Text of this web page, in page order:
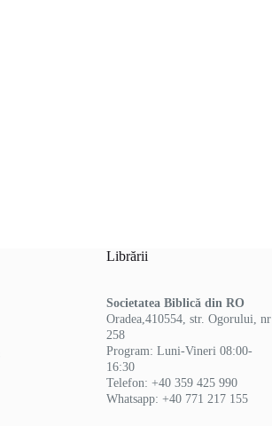
Librării
Societatea Biblică din RO
Oradea,410554, str. Ogorului, nr
258
Program: Luni-Vineri 08:00-
16:30
Telefon: +40 359 425 990
Whatsapp: +40 771 217 155